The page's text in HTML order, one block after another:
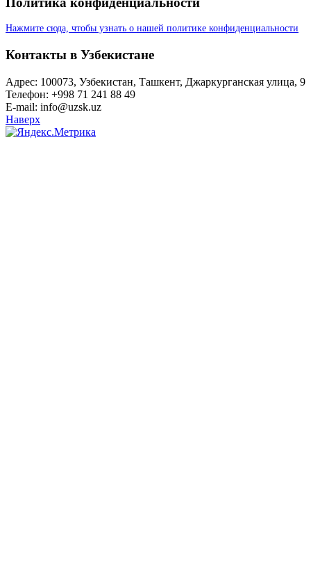
Нажмите сюда, чтобы узнать о нашей политике конфиденциальности
Контакты в Узбекистане
Адрес: 100073, Узбекистан, Ташкент, Джаркурганская улица, 9
Телефон: +998 71 241 88 49
E-mail: info@uzsk.uz
Наверх